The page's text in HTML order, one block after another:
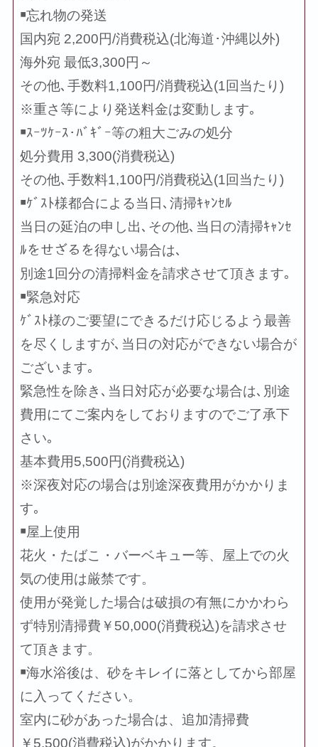
￭忘れ物の発送
国内宛 2,200円/消費税込(北海道･沖縄以外)
海外宛 最低3,300円～
その他､手数料1,100円/消費税込(1回当たり)
※重さ等により発送料金は変動します｡
￭ｽｰﾂｹｰｽ･ﾊﾞｷﾞｰ等の粗大ごみの処分
処分費用 3,300(消費税込)
その他､手数料1,100円/消費税込(1回当たり)
￭ｹﾞｽﾄ様都合による当日､清掃ｷｬﾝｾﾙ
当日の延泊の申し出､その他､当日の清掃ｷｬﾝｾ
ﾙをせざるを得ない場合は､
別途1回分の清掃料金を請求させて頂きます｡
￭緊急対応
ｹﾞｽﾄ様のご要望にできるだけ応じるよう最善
を尽くしますが､当日の対応ができない場合が
ございます｡
緊急性を除き､当日対応が必要な場合は､別途
費用にてご案内をしておりますのでご了承下
さい｡
基本費用5,500円(消費税込)
※深夜対応の場合は別途深夜費用がかかりま
す｡
￭屋上使用
花火・たばこ・バーベキュー等、屋上での火
気の使用は厳禁です。
使用が発覚した場合は破損の有無にかかわら
ず特別清掃費￥50,000(消費税込)を請求させ
て頂きます。
￭海水浴後は、砂をキレイに落としてから部屋
に入ってください。
室内に砂があった場合は、追加清掃費
￥5,500(消費税込)がかかります。